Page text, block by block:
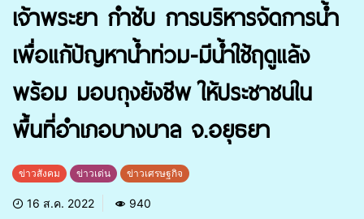
เจ้าพระยา กำชับ การบริหารจัดการน้ำ
เพื่อแก้ปัญหาน้ำท่วม-มีน้ำใช้ฤดูแล้ง
พร้อม มอบถุงยังชีพ ให้ประชาชนใน
พื้นที่อำเภอบางบาล จ.อยุธยา
ข่าวสังคม ข่าวเด่น ข่าวเศรษฐกิจ
16 ส.ค. 2022 940